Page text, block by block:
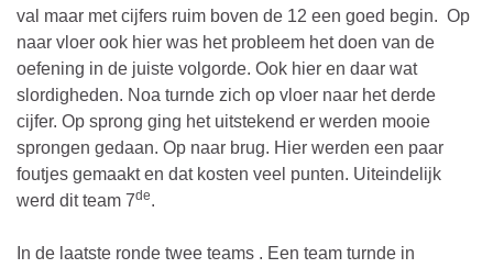
val maar met cijfers ruim boven de 12 een goed begin. Op
naar vloer ook hier was het probleem het doen van de
oefening in de juiste volgorde. Ook hier en daar wat
slordigheden. Noa turnde zich op vloer naar het derde
cijfer. Op sprong ging het uitstekend er werden mooie
sprongen gedaan. Op naar brug. Hier werden een paar
foutjes gemaakt en dat kosten veel punten. Uiteindelijk
werd dit team 7de.
In de laatste ronde twee teams . Een team turnde in